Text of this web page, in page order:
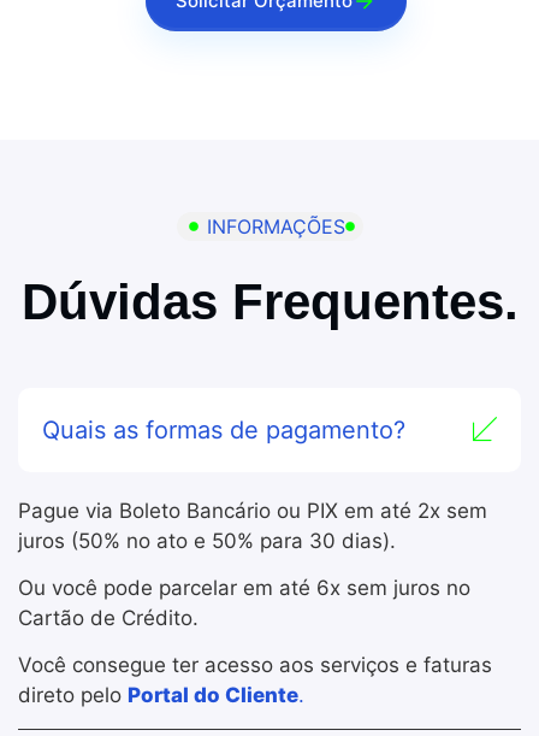
INFORMAÇÕES
Dúvidas Frequentes.
Quais as formas de pagamento?
Pague via Boleto Bancário ou PIX em até 2x sem
juros (50% no ato e 50% para 30 dias).
Ou você pode parcelar em até 6x sem juros no
Cartão de Crédito.
Você consegue ter acesso aos serviços e faturas
direto pelo Portal do Cliente.